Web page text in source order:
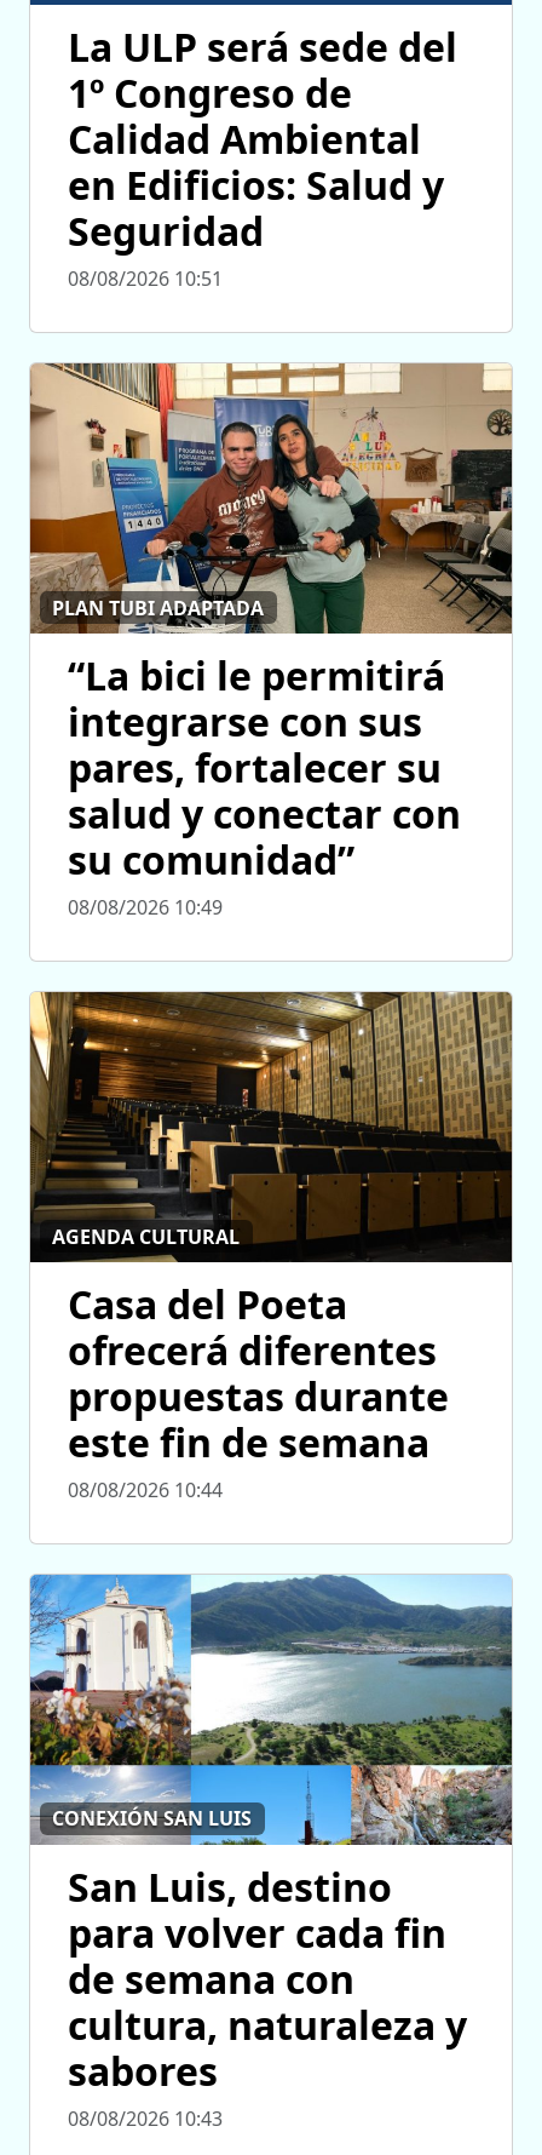
La ULP será sede del
1º Congreso de
Calidad Ambiental
en Edificios: Salud y
Seguridad
08/08/2026 10:51
PLAN TUBI ADAPTADA
“La bici le permitirá
integrarse con sus
pares, fortalecer su
salud y conectar con
su comunidad”
08/08/2026 10:49
AGENDA CULTURAL
Casa del Poeta
ofrecerá diferentes
propuestas durante
este fin de semana
08/08/2026 10:44
CONEXIÓN SAN LUIS
San Luis, destino
para volver cada fin
de semana con
cultura, naturaleza y
sabores
08/08/2026 10:43